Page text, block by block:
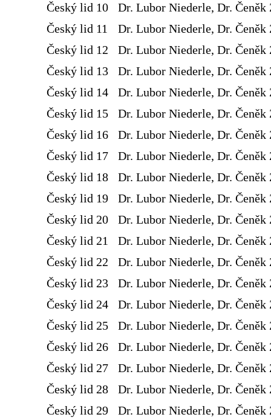
Český lid 10
Dr. Lubor Niederle, Dr. Čeněk
Český lid 11
Dr. Lubor Niederle, Dr. Čeněk
Český lid 12
Dr. Lubor Niederle, Dr. Čeněk
Český lid 13
Dr. Lubor Niederle, Dr. Čeněk
Český lid 14
Dr. Lubor Niederle, Dr. Čeněk
Český lid 15
Dr. Lubor Niederle, Dr. Čeněk
Český lid 16
Dr. Lubor Niederle, Dr. Čeněk
Český lid 17
Dr. Lubor Niederle, Dr. Čeněk
Český lid 18
Dr. Lubor Niederle, Dr. Čeněk
Český lid 19
Dr. Lubor Niederle, Dr. Čeněk
Český lid 20
Dr. Lubor Niederle, Dr. Čeněk
Český lid 21
Dr. Lubor Niederle, Dr. Čeněk
Český lid 22
Dr. Lubor Niederle, Dr. Čeněk
Český lid 23
Dr. Lubor Niederle, Dr. Čeněk
Český lid 24
Dr. Lubor Niederle, Dr. Čeněk
Český lid 25
Dr. Lubor Niederle, Dr. Čeněk
Český lid 26
Dr. Lubor Niederle, Dr. Čeněk
Český lid 27
Dr. Lubor Niederle, Dr. Čeněk
Český lid 28
Dr. Lubor Niederle, Dr. Čeněk
Český lid 29
Dr. Lubor Niederle, Dr. Čeněk